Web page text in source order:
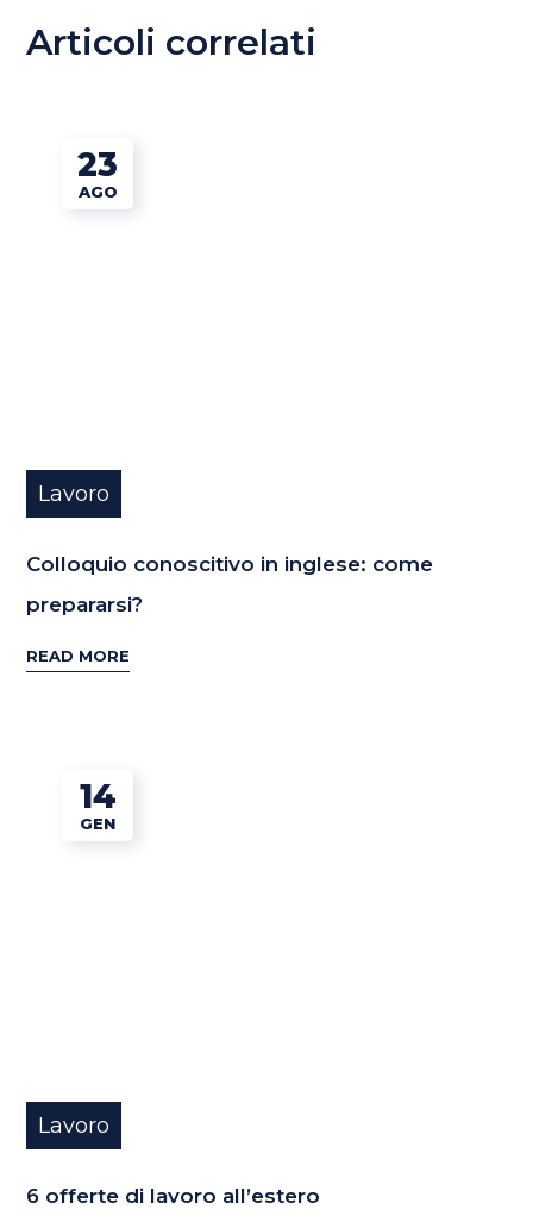
Articoli correlati
23
AGO
Lavoro
Colloquio conoscitivo in inglese: come
prepararsi?
READ MORE
14
GEN
Lavoro
6 offerte di lavoro all’estero